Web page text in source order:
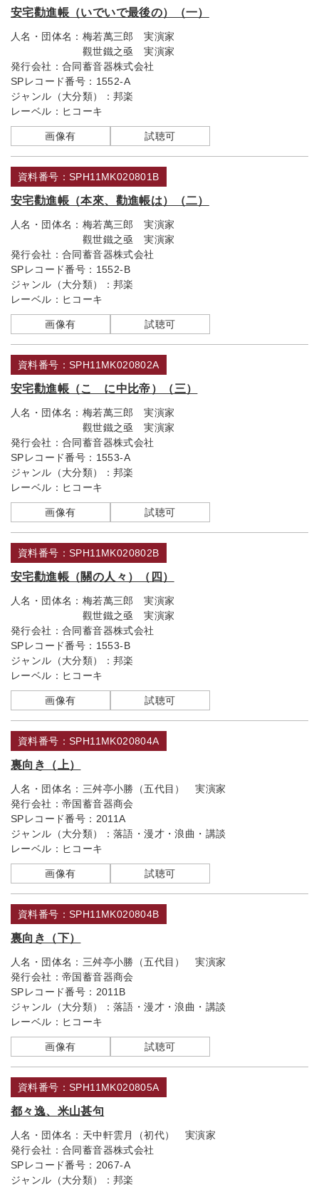
安宅勸進帳（いでいで最後の）（一）
人名・団体名： 梅若萬三郎 実演家
觀世鐵之亟 実演家
発行会社： 合同蓄音器株式会社
SPレコード番号： 1552-A
ジャンル（大分類）： 邦楽
レーベル： ヒコーキ
画像有 試聴可
資料番号：SPH11MK020801B
安宅勸進帳（本來、勸進帳は）（二）
人名・団体名： 梅若萬三郎 実演家
觀世鐵之亟 実演家
発行会社： 合同蓄音器株式会社
SPレコード番号： 1552-B
ジャンル（大分類）： 邦楽
レーベル： ヒコーキ
画像有 試聴可
資料番号：SPH11MK020802A
安宅勸進帳（こゝに中比帝）（三）
人名・団体名： 梅若萬三郎 実演家
觀世鐵之亟 実演家
発行会社： 合同蓄音器株式会社
SPレコード番号： 1553-A
ジャンル（大分類）： 邦楽
レーベル： ヒコーキ
画像有 試聴可
資料番号：SPH11MK020802B
安宅勸進帳（關の人々）（四）
人名・団体名： 梅若萬三郎 実演家
觀世鐵之亟 実演家
発行会社： 合同蓄音器株式会社
SPレコード番号： 1553-B
ジャンル（大分類）： 邦楽
レーベル： ヒコーキ
画像有 試聴可
資料番号：SPH11MK020804A
裏向き（上）
人名・団体名： 三舛亭小勝（五代目） 実演家
発行会社： 帝国蓄音器商会
SPレコード番号： 2011A
ジャンル（大分類）： 落語・漫才・浪曲・講談
レーベル： ヒコーキ
画像有 試聴可
資料番号：SPH11MK020804B
裏向き（下）
人名・団体名： 三舛亭小勝（五代目） 実演家
発行会社： 帝国蓄音器商会
SPレコード番号： 2011B
ジャンル（大分類）： 落語・漫才・浪曲・講談
レーベル： ヒコーキ
画像有 試聴可
資料番号：SPH11MK020805A
都々逸、米山甚句
人名・団体名： 天中軒雲月（初代） 実演家
発行会社： 合同蓄音器株式会社
SPレコード番号： 2067-A
ジャンル（大分類）： 邦楽